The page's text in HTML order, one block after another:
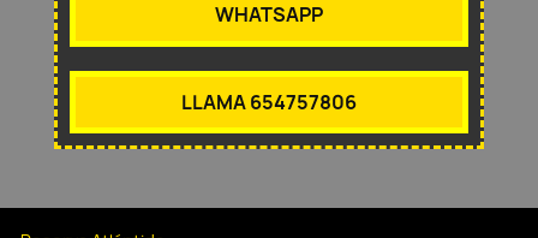
WHATSAPP
LLAMA 654757806